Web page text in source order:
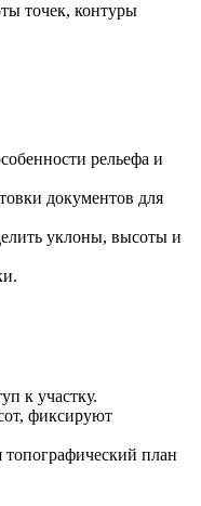
точек, контуры
рельефа и
документов для
уклоны, высоты и
к участку.
фиксируют
план